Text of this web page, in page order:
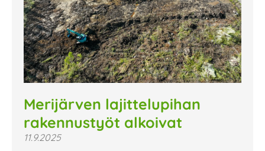
Merijärven lajittelupihan
rakennustyöt alkoivat
11.9.2025